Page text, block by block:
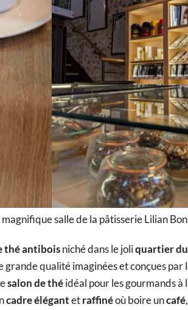
salle de la pâtisserie Lilian
thé antiboisniché dans le joliquartier
grande qualité imaginées et conçues par
salon de théidéal pour les gourmands à
cadre élégantetraffinéoù boire uncafé